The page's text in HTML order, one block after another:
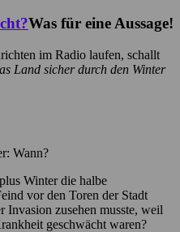
Was für eine Aussage!
im Radio laufen, schallt
Land sicher durch den Winter
Wann?
Winter die halbe
vor den Toren der Stadt
Invasion zusehen musste, weil
geschwächt waren?